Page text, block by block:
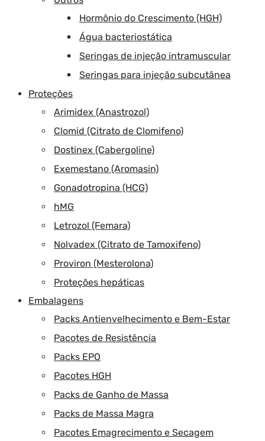
Hormônio do Crescimento (HGH)
Água bacteriostática
Seringas de injeção intramuscular
Seringas para injeção subcutânea
Proteções
Arimidex (Anastrozol)
Clomid (Citrato de Clomifeno)
Dostinex (Cabergoline)
Exemestano (Aromasin)
Gonadotropina (HCG)
hMG
Letrozol (Femara)
Nolvadex (Citrato de Tamoxifeno)
Proviron (Mesterolona)
Proteções hepáticas
Embalagens
Packs Antienvelhecimento e Bem-Estar
Pacotes de Resistência
Packs EPO
Pacotes HGH
Packs de Ganho de Massa
Packs de Massa Magra
Pacotes Emagrecimento e Secagem